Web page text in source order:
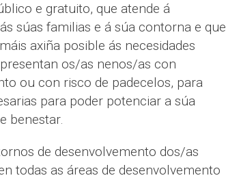
e gratuito, que atende á
súas familias e á súa contorna e que
axiña posible ás necesidades
os/as nenos/as con
ou con risco de padecelos, para
para poder potenciar a súa
benestar.
de desenvolvemento dos/as
todas as áreas de desenvolvemento